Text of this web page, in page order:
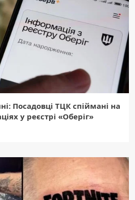
Посадовці ТЦК спіймані на
у реєстрі «Оберіг»